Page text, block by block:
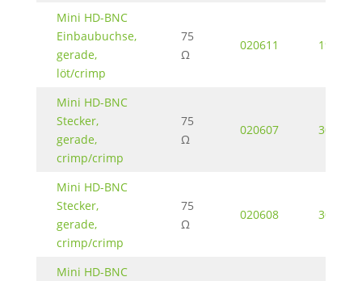
Mini HD-BNC
Einbaubuchse,
gerade,
löt/crimp
75
Ω
020611 19,23
Mini HD-BNC
Stecker,
gerade,
crimp/crimp
75
Ω
020607 30 KB
Mini HD-BNC
Stecker,
gerade,
crimp/crimp
75
Ω
020608 30 KB
Mini HD-BNC